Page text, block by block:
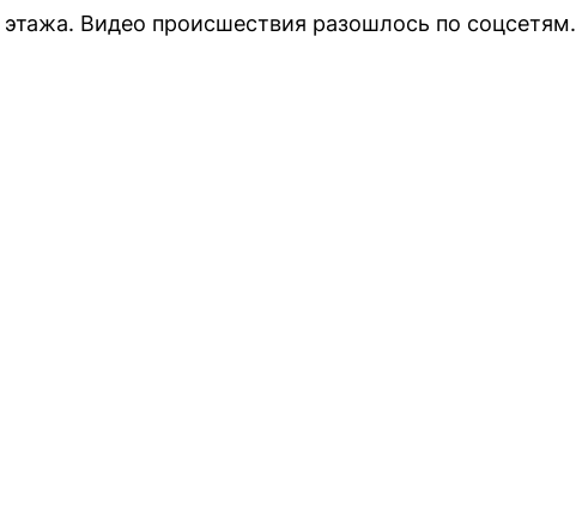
этажа. Видео происшествия разошлось по соцсетям.